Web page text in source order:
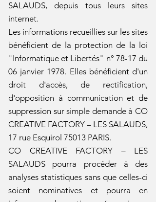
SALAUDS, depuis tous leurs sites
internet.
Les informations recueillies sur les sites
bénéficient de la protection de la loi
"Informatique et Libertés" n° 78-17 du
06 janvier 1978. Elles bénéficient d'un
droit d'accès, de rectification,
d'opposition à communication et de
suppression sur simple demande à CO
CREATIVE FACTORY – LES SALAUDS,
17 rue Esquirol 75013 PARIS.
CO CREATIVE FACTORY – LES
SALAUDS pourra procéder à des
analyses statistiques sans que celles-ci
soient nominatives et pourra en